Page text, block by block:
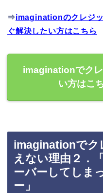
⇒imaginationのクレジ
ぐ解決したい方はこちら
imaginationでク
い方はこ
imaginationでク
えない理由２．
ーバーしてしま
ー」